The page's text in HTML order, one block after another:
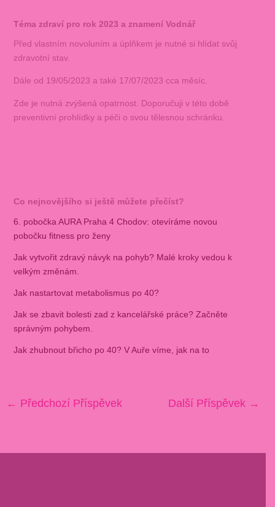
Téma zdraví pro rok 2023 a znamení Vodnář
Před vlastním novoluním a úplňkem je nutné si hlídat svůj
zdravotní stav.
Dále od 19/05/2023 a také 17/07/2023 cca měsíc.
Zde je nutná zvýšená opatrnost. Doporučuji v této době
preventivní prohlídky a péči o svou tělesnou schránku.
Co nejnovějšího si ještě můžete přečíst?
6. pobočka AURA Praha 4 Chodov: otevíráme novou
pobočku fitness pro ženy
Jak vytvořit zdravý návyk na pohyb? Malé kroky vedou k
velkým změnám.
Jak nastartovat metabolismus po 40?
Jak se zbavit bolesti zad z kancelářské práce? Začněte
správným pohybem.
Jak zhubnout břicho po 40? V Auře víme, jak na to
← Předchozí Příspěvek Další Příspěvek →